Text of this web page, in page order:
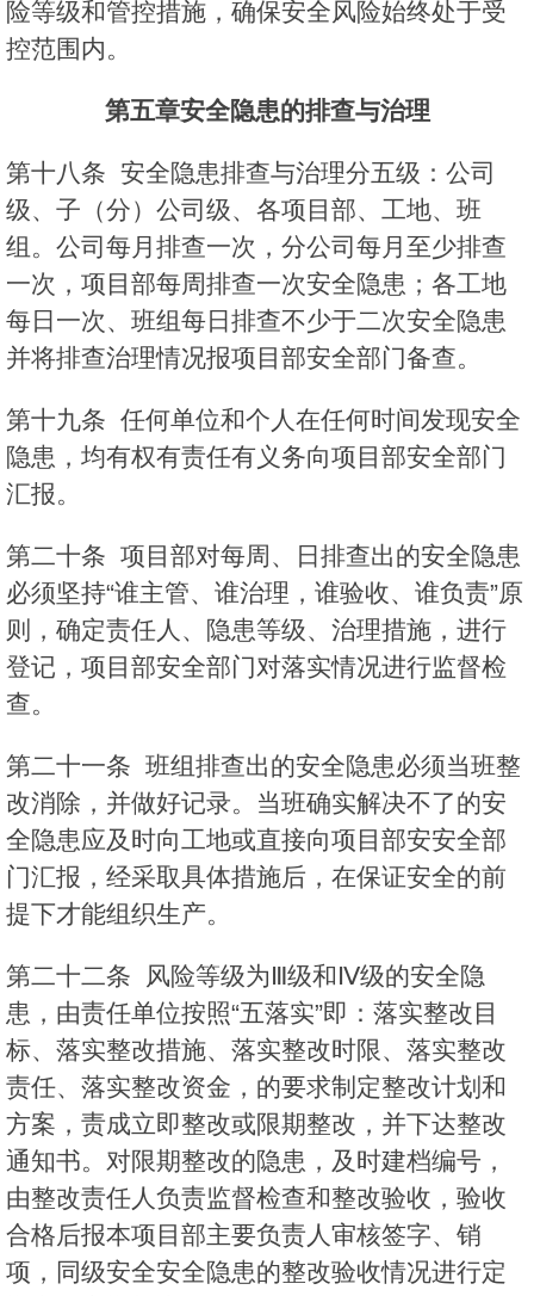
险等级和管控措施，确保安全风险始终处于受
控范围内。
第五章安全隐患的排查与治理
第十八条 安全隐患排查与治理分五级：公司
级、子（分）公司级、各项目部、工地、班
组。公司每月排查一次，分公司每月至少排查
一次，项目部每周排查一次安全隐患；各工地
每日一次、班组每日排查不少于二次安全隐患
并将排查治理情况报项目部安全部门备查。
第十九条 任何单位和个人在任何时间发现安全
隐患，均有权有责任有义务向项目部安全部门
汇报。
第二十条 项目部对每周、日排查出的安全隐患
必须坚持“谁主管、谁治理，谁验收、谁负责”原
则，确定责任人、隐患等级、治理措施，进行
登记，项目部安全部门对落实情况进行监督检
查。
第二十一条 班组排查出的安全隐患必须当班整
改消除，并做好记录。当班确实解决不了的安
全隐患应及时向工地或直接向项目部安安全部
门汇报，经采取具体措施后，在保证安全的前
提下才能组织生产。
第二十二条 风险等级为Ⅲ级和Ⅳ级的安全隐
患，由责任单位按照“五落实”即：落实整改目
标、落实整改措施、落实整改时限、落实整改
责任、落实整改资金，的要求制定整改计划和
方案，责成立即整改或限期整改，并下达整改
通知书。对限期整改的隐患，及时建档编号，
由整改责任人负责监督检查和整改验收，验收
合格后报本项目部主要负责人审核签字、销
项，同级安全安全隐患的整改验收情况进行定